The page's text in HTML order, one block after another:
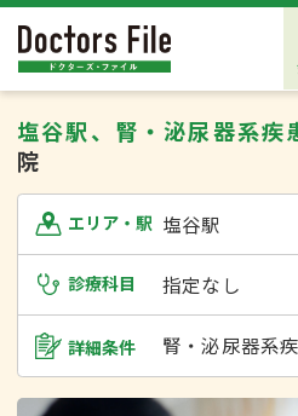
塩谷駅、腎・泌尿器系疾
院
エリア・駅 塩谷駅
診療科目 指定なし
詳細条件 腎・泌尿器系